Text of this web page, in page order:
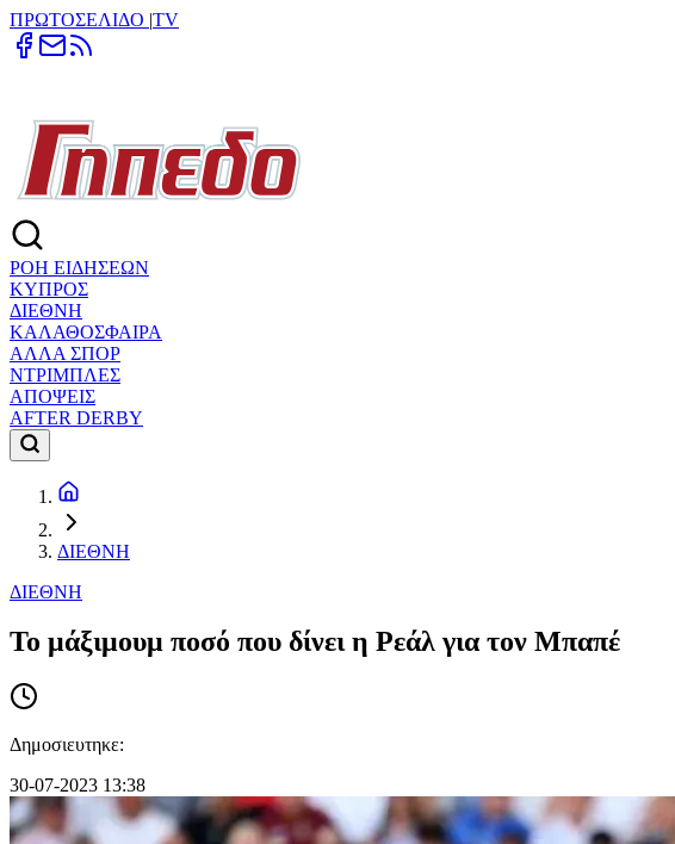
ΠΡΩΤΟΣΕΛΙΔΟ |TV
ΡΟΗ ΕΙΔΗΣΕΩΝ
ΚΥΠΡΟΣ
ΔΙΕΘΝΗ
ΚΑΛΑΘΟΣΦΑΙΡΑ
ΑΛΛΑ ΣΠΟΡ
ΝΤΡΙΜΠΛΕΣ
ΑΠΟΨΕΙΣ
AFTER DERBY
ΔΙΕΘΝΗ
ΔΙΕΘΝΗ
Το μάξιμουμ ποσό που δίνει η Ρεάλ για τον Μπαπέ
Δημοσιευτηκε:
30-07-2023 13:38